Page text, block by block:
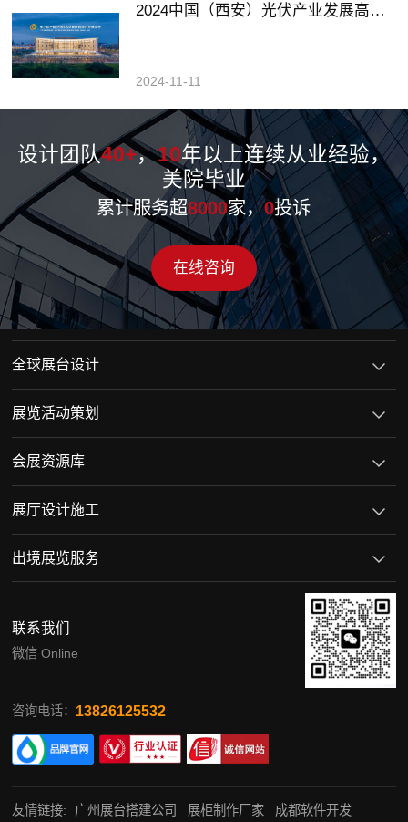
2024中国（西安）光伏产业发展高峰论坛暨展览会
2024-11-11
设计团队40+，10年以上连续从业经验，
美院毕业
累计服务超8000家，0投诉
在线咨询
全球展台设计
展览活动策划
会展资源库
展厅设计施工
出境展览服务
联系我们
微信 Online
咨询电话： 13826125532
友情链接: 广州展台搭建公司 展柜制作厂家 成都软件开发